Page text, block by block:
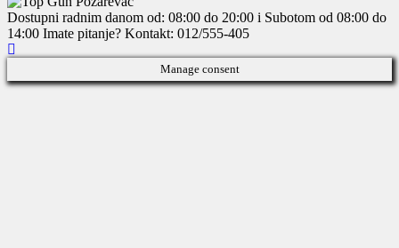
Dostupni radnim danom od: 08:00 do 20:00 i Subotom od 08:00 do
14:00 Imate pitanje? Kontakt: 012/555-405
Manage consent